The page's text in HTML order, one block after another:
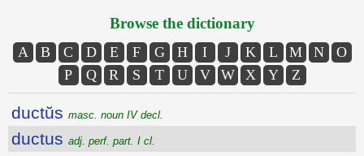
Browse the dictionary
A B C D E F G H I J K L M N
O
P
Q R S T U V W X Y Z
ductŭs masc. noun IV decl.
ductus adj. perf. part. I cl.